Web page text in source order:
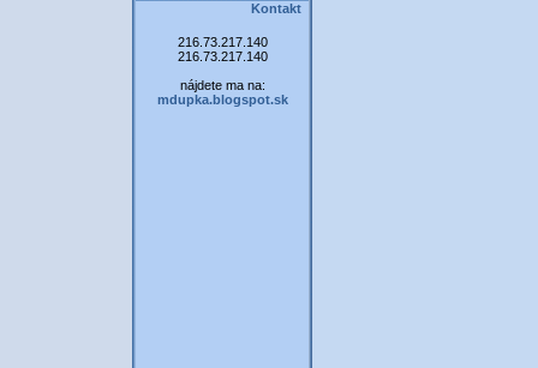
Kontakt
216.73.217.140
216.73.217.140
nájdete ma na:
mdupka.blogspot.sk